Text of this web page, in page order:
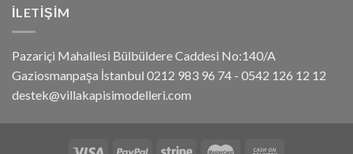
İLETIŞIM
Pazariçi Mahallesi Bülbüldere Caddesi No:140/A
Gaziosmanpaşa İstanbul 0212 983 96 74 - 0542 126 12 12
destek@villakapisimodelleri.com